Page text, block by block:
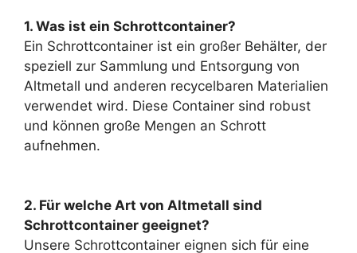
1. Was ist ein Schrottcontainer?
Ein Schrottcontainer ist ein großer Behälter, der
speziell zur Sammlung und Entsorgung von
Altmetall und anderen recycelbaren Materialien
verwendet wird. Diese Container sind robust
und können große Mengen an Schrott
aufnehmen.
2. Für welche Art von Altmetall sind
Schrottcontainer geeignet?
Unsere Schrottcontainer eignen sich für eine